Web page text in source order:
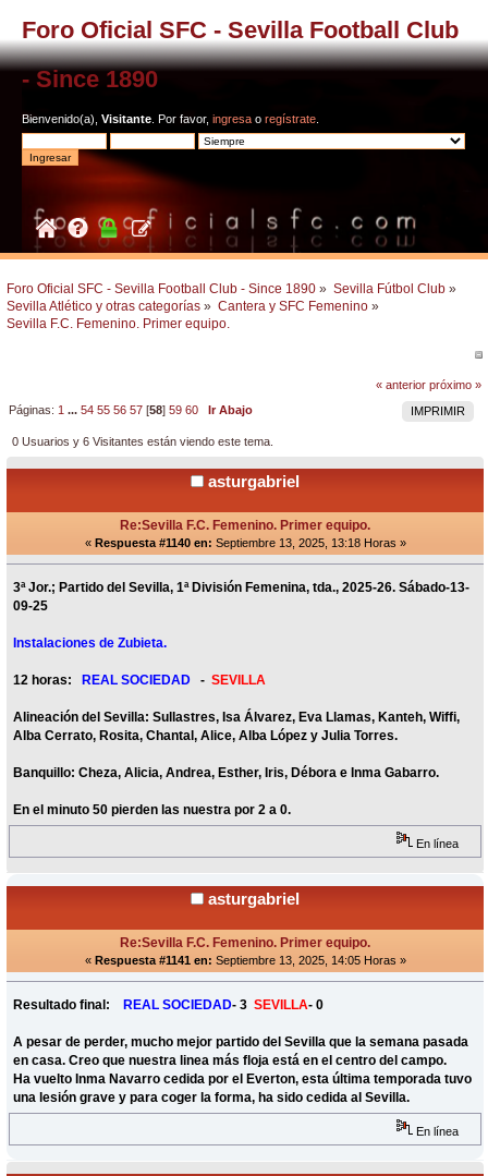
Foro Oficial SFC - Sevilla Football Club
- Since 1890
Bienvenido(a), Visitante . Por favor, ingresa o regístrate
Foro Oficial SFC - Sevilla Football Club - Since 1890 » Sevilla Fútbol Club »
Sevilla Atlético y otras categorías » Cantera y SFC Femenino »
Sevilla F.C. Femenino. Primer equipo.
« anterior próximo »
IMPRIMIR
Páginas: 1 ...54 55 56 57 [58]59 60 Ir Abajo
0 Usuarios y 6 Visitantes están viendo este tema.
asturgabriel
Re:Sevilla F.C. Femenino. Primer equipo.
« Respuesta #1140 en: Septiembre 13, 2025, 13:18 Horas »
3ª Jor.; Partido del Sevilla, 1ª División Femenina, tda., 2025-26. Sábado-13-
09-25
Instalaciones de Zubieta.
12 horas:REAL SOCIEDAD -SEVILLA
Alineación del Sevilla: Sullastres, Isa Álvarez, Eva Llamas, Kanteh, Wiffi,
Alba Cerrato, Rosita, Chantal, Alice, Alba López y Julia Torres.
Banquillo: Cheza, Alicia, Andrea, Esther, Iris, Débora e Inma Gabarro.
En el minuto 50 pierden las nuestra por 2 a 0.
En línea
asturgabriel
Re:Sevilla F.C. Femenino. Primer equipo.
« Respuesta #1141 en: Septiembre 13, 2025, 14:05 Horas »
Resultado final:REAL SOCIEDAD- 3SEVILLA- 0
A pesar de perder, mucho mejor partido del Sevilla que la semana pasada
en casa. Creo que nuestra linea más floja está en el centro del campo.
Ha vuelto Inma Navarro cedida por el Everton, esta última temporada tuvo
una lesión grave y para coger la forma, ha sido cedida al Sevilla.
En línea